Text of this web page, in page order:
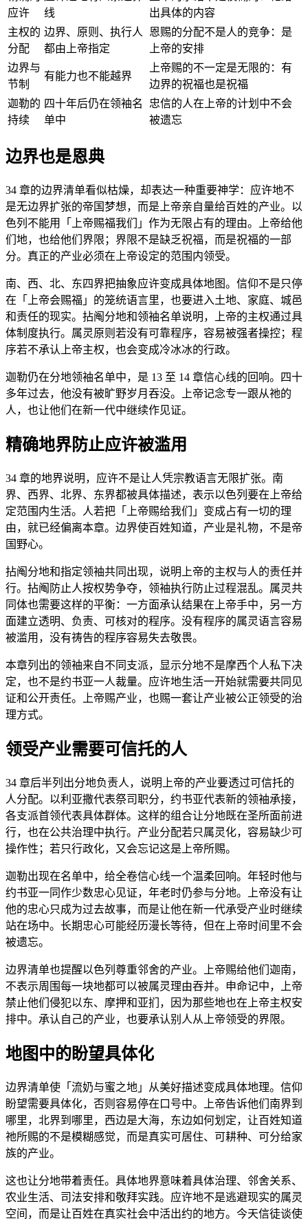
应许
线
出具体的内容
主权的
分配
边界、原则、执行人
都由上帝指定
恩赐的分配不是人的竞争：是
上帝的安排
边界与
节制
有能力也不能越界
上帝赐的不一定是无限的：有
边界的祝福也是祝福
迦勒的
持续
四十年后仍在领袖名
单中
忠信的人在上帝的计划中不会
被遗忘
边界也是恩典
34 章的边界清单看似枯燥，却表达一种重要神学：应许地不
是无边界扩张的帝国梦想，而是上帝亲自量给百姓的产业。以
色列不能用「上帝赐福我们」作为无限占有的理由。上帝给他
们地，也给他们界限；界限不是缺乏祝福，而是祝福的一部
分。真正的产业必须在上帝设定的范围内领受。
南、西、北、东四界把抽象应许变成具体地图。信仰不是只停
在「上帝会赐福」的笼统语言里，也要进入土地、家庭、城邑
和责任的现实。拈阄分地和领袖名单说明，上帝的主权通过具
体制度执行。属灵原则若没有可靠程序，容易被强者操控；程
序若不承认上帝主权，也会变成冷冰冰的行政。
迦勒仍在分地领袖名单中，是 13 至 14 章信心线的回响。四十
多年过去，他没有被旷野岁月吞没。上帝记念专一跟从祂的
人，也让他们在新一代中继续作见证。
精确地界防止应许被滥用
34 章的地界说明，应许不是让人凭宗教语言无限扩张。南
界、西界、北界、东界都被具体描述，表示以色列要在上帝给
定范围内生活。人若把「上帝赐给我们」变成占有一切的理
由，就已经偏离本章。边界使百姓知道，产业是礼物，不是帝
国野心。
拈阄分地和指定领袖共同出现，说明上帝的主权与人的责任并
行。拈阄防止人按权势争夺，领袖执行防止过程混乱。属灵共
同体也需要这样的平衡：一方面承认结果在上帝手中，另一方
面建立透明、负责、可核对的程序。没有程序的属灵语言容易
被滥用，没有祷告的程序容易失去敬畏。
本章列出的领袖来自不同支派，显示分地不是摩西个人私下决
定，也不是约书亚一人裁量。应许地生活一开始就需要共同见
证和公开责任。上帝赐产业，也赐一套让产业被公正领受的治
理方式。
领受产业需要可信托的人
34 章后半列出分地负责人，说明上帝的产业要透过可信托的
人分配。以利亚撒代表祭司职分，约书亚代表新的领袖承接，
各支派首领代表具体群体。这样的组合让分地既在圣所面前进
行，也在公共治理中执行。产业分配若只属灵化，容易缺少可
操作性；若只行政化，又会忘记这是上帝所赐。
迦勒出现在名单中，给全卷信心线一个温柔回响。年轻时他与
约书亚一同作少数忠心见证，年老时仍参与分地。上帝没有让
他的忠心只成为过去故事，而是让他在新一代承受产业时继续
站在场中。长期忠心可能经历漫长等待，但在上帝时间里不会
被遗忘。
边界清单也提醒以色列尊重邻舍的产业。上帝赐给他们迦南，
不表示周围每一块地都可以被属灵理由吞并。申命记中，上帝
禁止他们侵犯以东、摩押和亚扪，因为那些地也在上帝主权安
排中。承认自己的产业，也要承认别人从上帝领受的界限。
地图中的盼望具体化
边界清单使「流奶与蜜之地」从美好描述变成具体地理。信仰
盼望需要具体化，否则容易停在口号中。上帝告诉他们南界到
哪里，北界到哪里，西边是大海，东边如何划定，让百姓知道
祂所赐的不是模糊感觉，而是真实可居住、可耕种、可分给家
族的产业。
这也让分地带着责任。具体地界意味着具体治理、邻舍关系、
农业生活、司法安排和敬拜实践。应许地不是逃避现实的属灵
空间，而是让百姓在真实社会中活出约的地方。今天信徒谈使